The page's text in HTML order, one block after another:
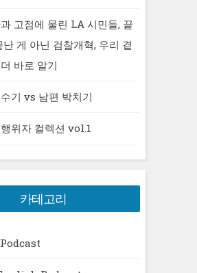
고점에 물린 LA 시민들, 끝
게 아닌 검찰개혁, 우리 곁
바로 알기
기 vs 남편 박치기
위자 컬렉션 vol.1
카테고리